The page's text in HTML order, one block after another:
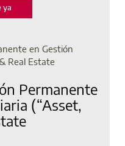
ya
Permanente
(“Asset,